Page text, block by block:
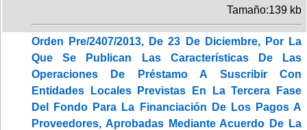
Tamaño:139 kb
Orden Pre/2407/2013, De 23 De Diciembre, Por La
Que Se Publican Las Características De Las
Operaciones De Préstamo A Suscribir Con
Entidades Locales Previstas En La Tercera Fase
Del Fondo Para La Financiación De Los Pagos A
Proveedores, Aprobadas Mediante Acuerdo De La